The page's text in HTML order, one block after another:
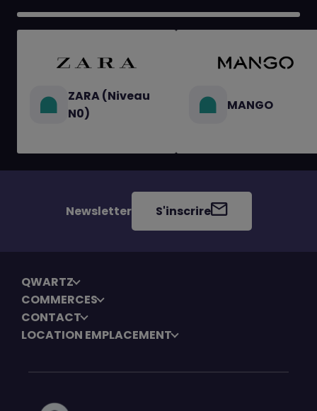
ZARA (Niveau
N0)
MANGO
Newsletter S'inscrire
QWARTZ
COMMERCES
CONTACT
LOCATION EMPLACEMENT